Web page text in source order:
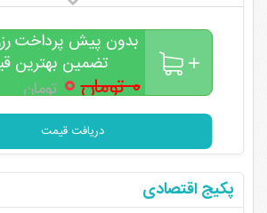
بدون پیش پرداخت
تضمین بهترین
۰ تومان ۰تومان
دریافت قیمت
پکیج اقتصادی